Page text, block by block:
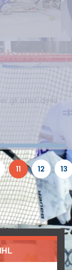
gli atleti della
11 12 13